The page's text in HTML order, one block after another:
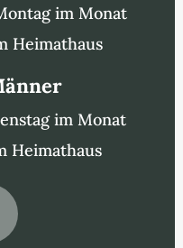
im Monat
Heimathaus
im Monat
Heimathaus